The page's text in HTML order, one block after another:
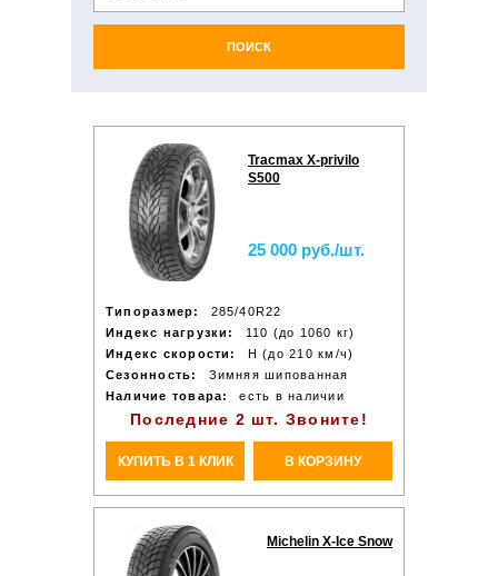
ПОИСК
Tracmax X-privilo
S500
25 000 руб./шт.
Типоразмер:
285/40R22
Индекс нагрузки:
110 (до 1060 кг)
Индекс скорости:
H (до 210 км/ч)
Сезонность:
Зимняя шипованная
Наличие товара:
есть в наличии
Последние 2 шт. Звоните!
КУПИТЬ В 1 КЛИК В КОРЗИНУ
Michelin X-Ice Snow